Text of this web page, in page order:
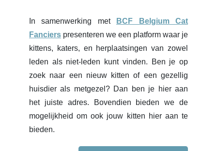
In samenwerking met
BCF Belgium Cat
Fanciers presenteren we een platform waar je
kittens, katers, en herplaatsingen van zowel
leden als niet-leden kunt vinden. Ben je op
zoek naar een nieuw kitten of een gezellig
huisdier als metgezel? Dan ben je hier aan
het juiste adres. Bovendien bieden we de
mogelijkheid om ook jouw kitten hier aan te
bieden.